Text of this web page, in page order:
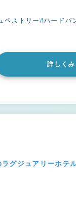
ペストリー #ハードパ
詳しくみ
ジュアリーホテル